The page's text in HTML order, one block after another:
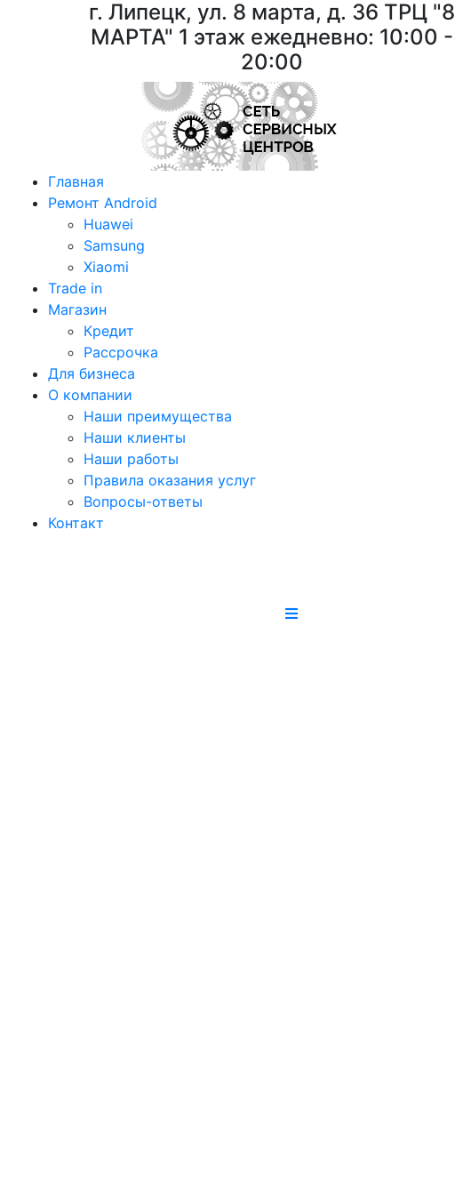
г. Липецк, ул. 8 марта, д. 36 ТРЦ "8
МАРТА" 1 этаж ежедневно: 10:00 -
20:00
Главная
Ремонт Android
Huawei
Samsung
Xiaomi
Trade in
Магазин
Кредит
Рассрочка
Для бизнеса
О компании
Наши преимущества
Наши клиенты
Наши работы
Правила оказания услуг
Вопросы-ответы
Контакт